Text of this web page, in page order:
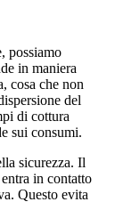
possiamo
in maniera
cosa che non
del
di cottura
sui consumi.
sicurezza. Il
in contatto
Questo evita